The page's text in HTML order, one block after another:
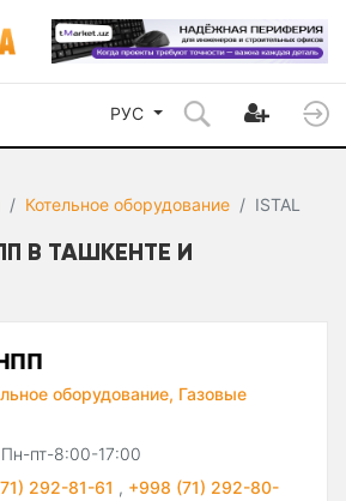
РУС
Котельное оборудование ISTAL
В ТАШКЕНТЕ И
оборудование, Газовые
Пн-пт-8:00-17:00
292-81-61 , +998 (71) 292-80-